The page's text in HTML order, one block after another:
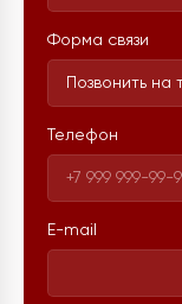
Форма связи
Позвонить
Телефон
E-mail